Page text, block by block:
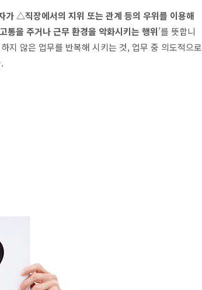
가 △직장에서의 지위 또는 관계 등의 우위를 이용해
통을 주거나 근무 환경을 악화시키는 행위’를 뜻합니
지 않은 업무를 반복해 시키는 것, 업무 중 의도적으로
.